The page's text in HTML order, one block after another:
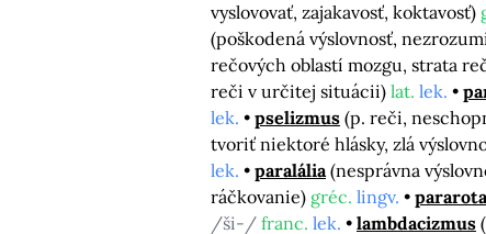
vyslovovať, zajakavosť, koktavosť)
(poškodená výslovnosť,
rečových oblastí mozgu, strata
reči v určitej situácii) lat. lek.
lek.
pselizmus (p. reči,
tvoriť niektoré hlásky, zlá
lek.
paralália (nesprávna
ráčkovanie) gréc. lingv.
/ši-/ franc. lek. lambdacizmus